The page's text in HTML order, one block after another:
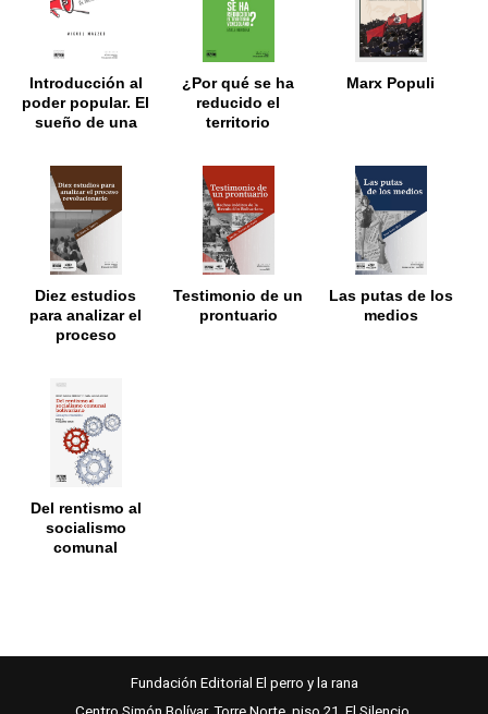
Introducción al
poder popular. El
sueño de una
¿Por qué se ha
reducido el
territorio
Marx Populi
Diez estudios
para analizar el
proceso
Testimonio de un
prontuario
Las putas de los
medios
Del rentismo al
socialismo
comunal
Fundación Editorial El perro y la rana